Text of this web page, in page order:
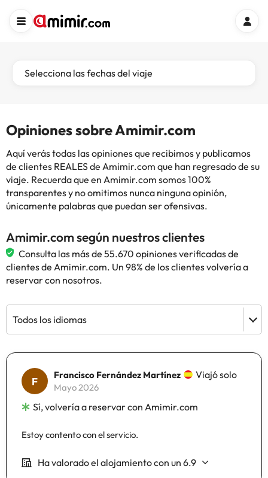
Selecciona las fechas del viaje
Opiniones sobre Amimir.com
Aquí verás todas las opiniones que recibimos y publicamos
de clientes REALES de Amimir.com que han regresado de su
viaje. Recuerda que en Amimir.com somos 100%
transparentes y no omitimos nunca ninguna opinión,
únicamente palabras que puedan ser ofensivas.
Amimir.com según nuestros clientes
Consulta las más de 55.670 opiniones verificadas de
clientes de Amimir.com. Un 98% de los clientes volvería a
reservar con nosotros.